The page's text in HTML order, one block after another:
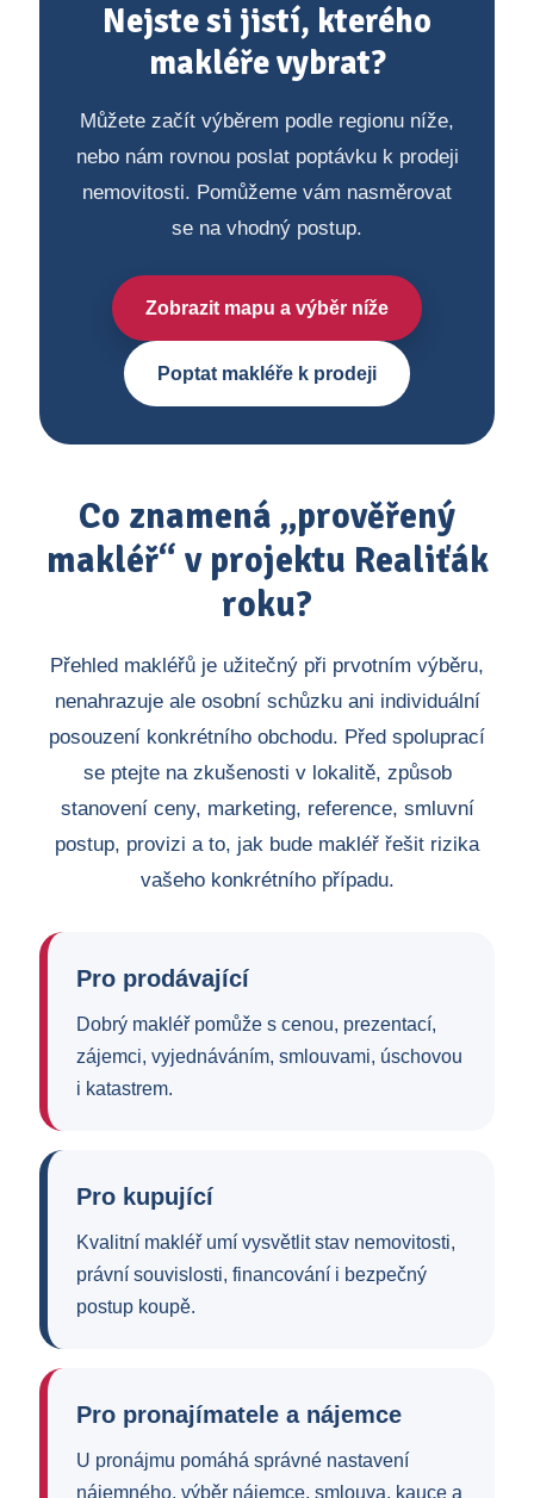
Nejste si jistí, kterého
makléře vybrat?
Můžete začít výběrem podle regionu níže,
nebo nám rovnou poslat poptávku k prodeji
nemovitosti. Pomůžeme vám nasměrovat
se na vhodný postup.
Zobrazit mapu a výběr níže
Poptat makléře k prodeji
Co znamená „prověřený
makléř“ v projektu Realiťák
roku?
Přehled makléřů je užitečný při prvotním výběru,
nenahrazuje ale osobní schůzku ani individuální
posouzení konkrétního obchodu. Před spoluprací
se ptejte na zkušenosti v lokalitě, způsob
stanovení ceny, marketing, reference, smluvní
postup, provizi a to, jak bude makléř řešit rizika
vašeho konkrétního případu.
Pro prodávající
Dobrý makléř pomůže s cenou, prezentací,
zájemci, vyjednáváním, smlouvami, úschovou
i katastrem.
Pro kupující
Kvalitní makléř umí vysvětlit stav nemovitosti,
právní souvislosti, financování i bezpečný
postup koupě.
Pro pronajímatele a nájemce
U pronájmu pomáhá správné nastavení
nájemného, výběr nájemce, smlouva, kauce a